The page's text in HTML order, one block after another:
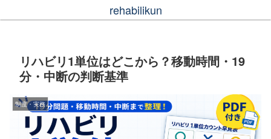
rehabilikun
リハビリ1単位はどこから？移動時間・19
分・中断の判断基準
制度・実務